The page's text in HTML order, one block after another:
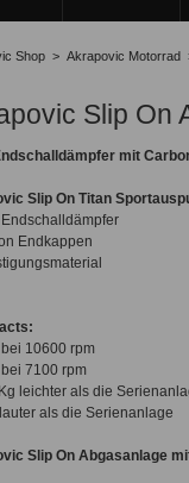
Shop > Akrapovic Motorrad
Slip On
mit
Slip On Titan
Endkappen
10600 rpm
7100 rpm
leichter als die
als die Serienanlage
Slip On Abgasanlage